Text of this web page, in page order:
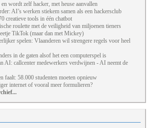
wordt zelf hacker, met heuse aanvallen
AI’s werken stiekem samen als een hackersclub
creatieve tools in één chatbot
roulette met de veiligheid van miljoenen tieners
TikTok (maar dan met Mickey)
spelen: Vlaanderen wil strengere regels voor heel
in de gaten alsof het een computerspel is
AI: callcenter medewerkers verdwijnen - AI neemt de
faalt: 58.000 studenten moeten opnieuw
internet of vooral meer formulieren?